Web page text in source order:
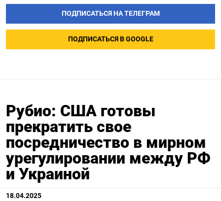
ПОДПИСАТЬСЯ НА ТЕЛЕГРАМ
ПОДПИСАТЬСЯ В GOOGLE
Рубио: США готовы
прекратить свое
посредничество в мирном
урегулировании между РФ
и Украиной
18.04.2025